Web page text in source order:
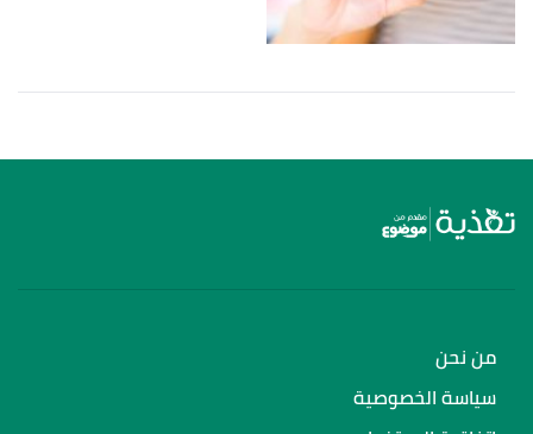
من نحن
سياسة الخصوصية